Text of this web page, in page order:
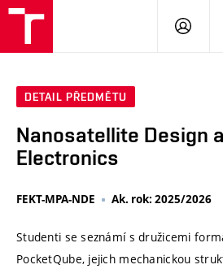
DETAIL PŘEDMĚTU
Nanosatellite Design
Electronics
FEKT-MPA-NDE Ak. rok: 2025/2026
Studenti se seznámí s družicemi
PocketQube, jejich mechanickou